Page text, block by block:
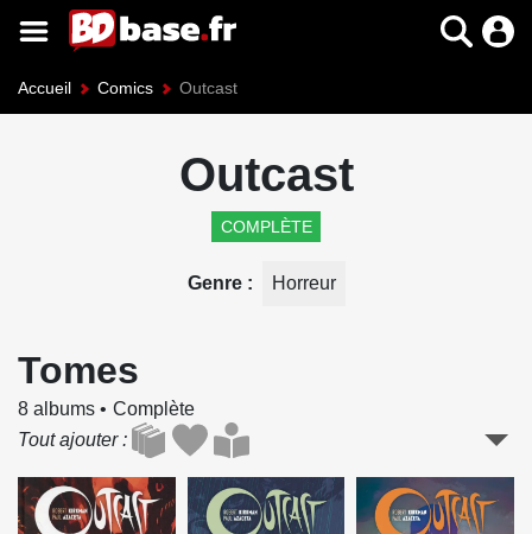
Accueil Comics Outcast
Outcast
COMPLÈTE
Genre Horreur
Tomes
8 albums
Complète
Tout ajouter